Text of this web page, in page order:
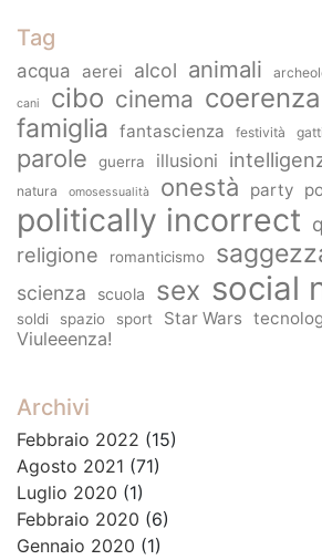
Tag
acqua aerei alcol animali
cani cibo cinema coerenza
famiglia fantascienza festività gatti
parole
guerra illusioni
natura omosessualità onestà party
politically incorrect
religione romanticismo
scienza
scuola sex social
soldi spazio sport Star Wars
Viuleeenza!
Archivi
Febbraio 2022 (15)
Agosto 2021 (71)
Luglio 2020 (1)
Febbraio 2020 (6)
Gennaio 2020 (1)